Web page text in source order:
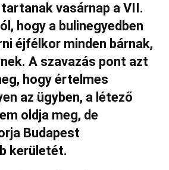
vasárnap a VII.
hogy a bulinegyedben
éjfélkor minden bárnak,
A szavazás pont azt
hogy értelmes
az ügyben, a létező
oldja meg, de
Budapest
kerületét.